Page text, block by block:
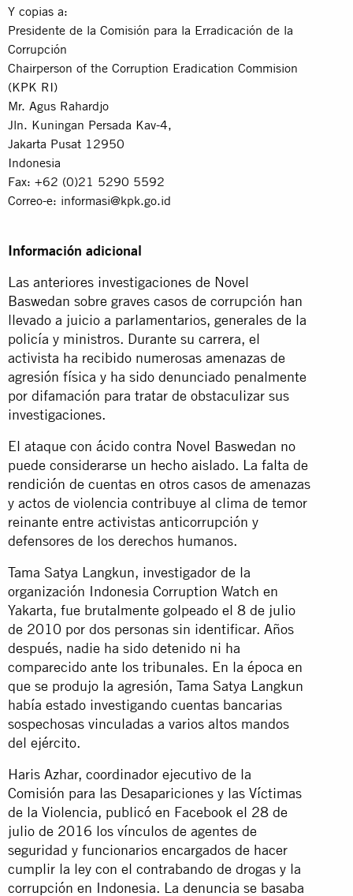
Y copias a:
Presidente de la Comisión para la Erradicación de la
Corrupción
Chairperson of the Corruption Eradication Commision
(KPK RI)
Mr. Agus Rahardjo
Jln. Kuningan Persada Kav-4,
Jakarta Pusat 12950
Indonesia
Fax: +62 (0)21 5290 5592
Correo-e: informasi@kpk.go.id
Información adicional
Las anteriores investigaciones de Novel
Baswedan sobre graves casos de corrupción han
llevado a juicio a parlamentarios, generales de la
policía y ministros. Durante su carrera, el
activista ha recibido numerosas amenazas de
agresión física y ha sido denunciado penalmente
por difamación para tratar de obstaculizar sus
investigaciones.
El ataque con ácido contra Novel Baswedan no
puede considerarse un hecho aislado. La falta de
rendición de cuentas en otros casos de amenazas
y actos de violencia contribuye al clima de temor
reinante entre activistas anticorrupción y
defensores de los derechos humanos.
Tama Satya Langkun, investigador de la
organización Indonesia Corruption Watch en
Yakarta, fue brutalmente golpeado el 8 de julio
de 2010 por dos personas sin identificar. Años
después, nadie ha sido detenido ni ha
comparecido ante los tribunales. En la época en
que se produjo la agresión, Tama Satya Langkun
había estado investigando cuentas bancarias
sospechosas vinculadas a varios altos mandos
del ejército.
Haris Azhar, coordinador ejecutivo de la
Comisión para las Desapariciones y las Víctimas
de la Violencia, publicó en Facebook el 28 de
julio de 2016 los vínculos de agentes de
seguridad y funcionarios encargados de hacer
cumplir la ley con el contrabando de drogas y la
corrupción en Indonesia. La denuncia se basaba